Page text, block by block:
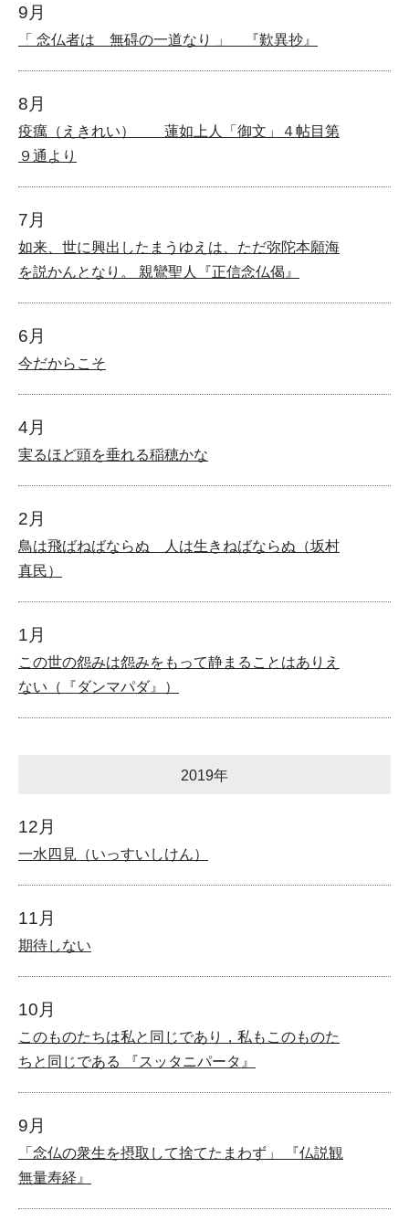
9月
「 念仏者は 無碍の一道なり 」 『歎異抄』
8月
疫癘（えきれい） 蓮如上人「御文」４帖目第
９通より
7月
如来、世に興出したまうゆえは、ただ弥陀本願海
を説かんとなり。 親鸞聖人『正信念仏偈』
6月
今だからこそ
4月
実るほど頭を垂れる稲穂かな
2月
鳥は飛ばねばならぬ 人は生きねばならぬ（坂村
真民）
1月
この世の怨みは怨みをもって静まることはありえ
ない（『ダンマパダ』）
2019年
12月
一水四見（いっすいしけん）
11月
期待しない
10月
このものたちは私と同じであり，私もこのものた
ちと同じである 『スッタニパータ』
9月
「念仏の衆生を摂取して捨てたまわず」 『仏説観
無量寿経』